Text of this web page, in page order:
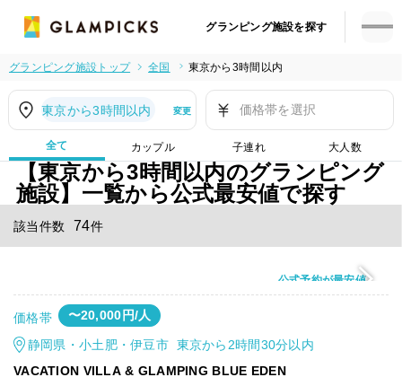
グランピング施設を探す
グランピング施設トップ 全国 東京から3時間以内
東京から3時間以内 変更 価格帯を選択
全て カップル 子連れ 大人数
【東京から3時間以内のグランピング
施設】一覧から公式最安値で探す
該当件数 74件
公式予約が最安値
価格帯 〜20,000円/人
静岡県・小土肥・伊豆市 東京から2時間30分以内
VACATION VILLA & GLAMPING BLUE EDEN